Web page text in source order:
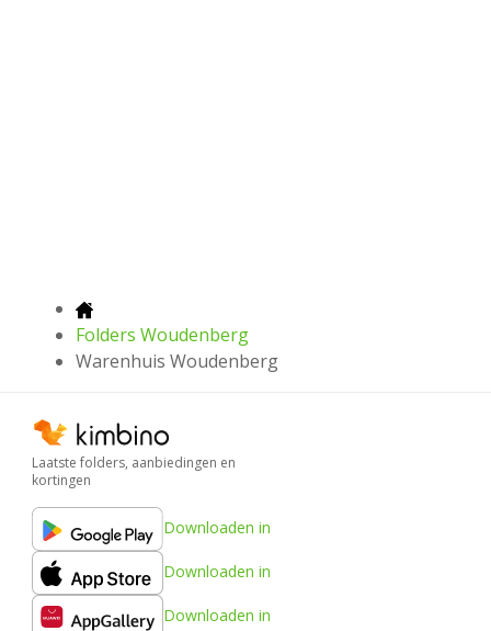
Folders Woudenberg
Warenhuis Woudenberg
Laatste folders, aanbiedingen en
kortingen
Downloaden in
Downloaden in
Downloaden in